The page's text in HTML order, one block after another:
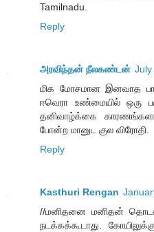
Tamilnadu.
Reply
அரவிந்தன் நீலகண்டன் July
மிக மோசமான இனவாத
ஈவெரா உண்மையில் ஒரு
தனிவாழ்க்கை
போன்ற மானுட குல விரோதி.
Reply
Kasthuri Rengan
//மனிதனை மனிதன்
நடக்கக்கூடாது.